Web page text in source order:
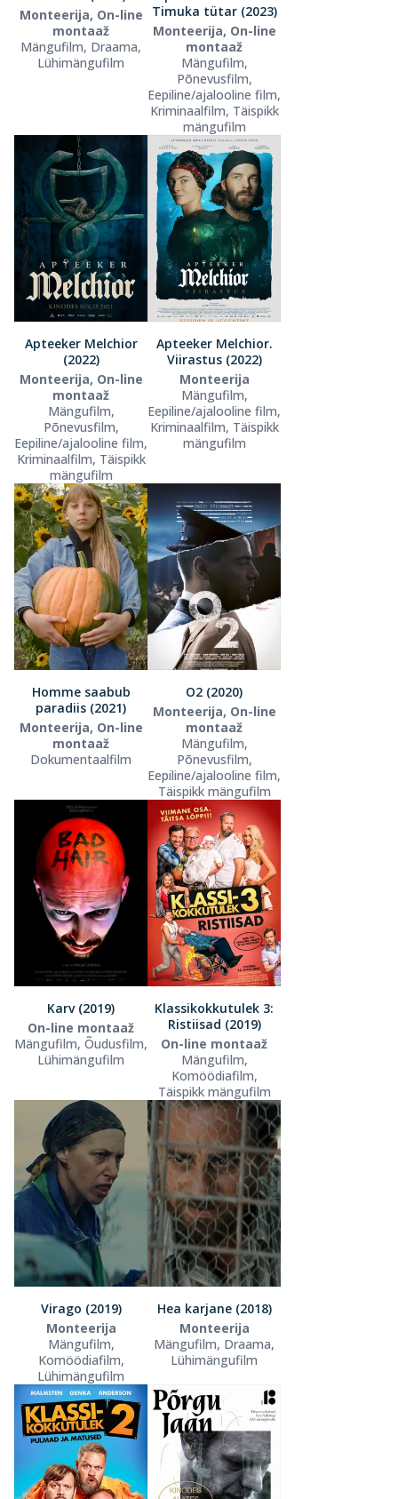
Monteerija, On-line
montaaž
Mängufilm, Draama,
Lühimängufilm
Timuka tütar (2023)
Monteerija, On-line
montaaž
Mängufilm,
Põnevusfilm,
Eepiline/ajalooline film,
Kriminaalfilm, Täispikk
mängufilm
Apteeker Melchior
(2022)
Monteerija, On-line
montaaž
Mängufilm,
Põnevusfilm,
Eepiline/ajalooline film,
Kriminaalfilm, Täispikk
mängufilm
Apteeker Melchior.
Viirastus (2022)
Monteerija
Mängufilm,
Eepiline/ajalooline film,
Kriminaalfilm, Täispikk
mängufilm
Homme saabub
paradiis (2021)
Monteerija, On-line
montaaž
Dokumentaalfilm
O2 (2020)
Monteerija, On-line
montaaž
Mängufilm,
Põnevusfilm,
Eepiline/ajalooline film,
Täispikk mängufilm
Karv (2019)
On-line montaaž
Mängufilm, Õudusfilm,
Lühimängufilm
Klassikokkutulek 3:
Ristiisad (2019)
On-line montaaž
Mängufilm,
Komöödiafilm,
Täispikk mängufilm
Virago (2019)
Monteerija
Mängufilm,
Komöödiafilm,
Lühimängufilm
Hea karjane (2018)
Monteerija
Mängufilm, Draama,
Lühimängufilm